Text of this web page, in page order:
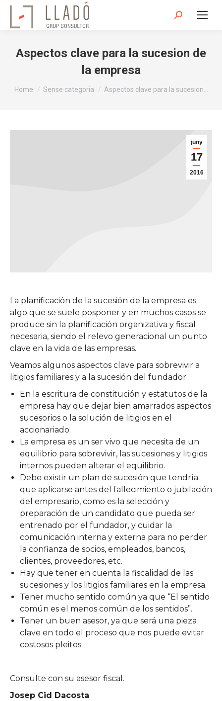
Search:
Aspectos clave para la sucesion de
la empresa
You are here:
Home Sense categoria Aspectos clave para la sucesion…
juny
17
2016
La planificación de la sucesión de la empresa es
algo que se suele posponer y en muchos casos se
produce sin la planificación organizativa y fiscal
necesaria, siendo el relevo generacional un punto
clave en la vida de las empresas.
Veamos algunos aspectos clave para sobrevivir a
litigios familiares y a la sucesión del fundador.
En la escritura de constitución y estatutos de la
empresa hay que dejar bien amarrados aspectos
sucesorios o la solución de litigios en el
accionariado.
La empresa es un ser vivo que necesita de un
equilibrio para sobrevivir, las sucesiones y litigios
internos pueden alterar el equilibrio.
Debe existir un plan de sucesión que tendría
que aplicarse antes del fallecimiento o jubilación
del empresario, como es la selección y
preparación de un candidato que pueda ser
entrenado por el fundador, y cuidar la
comunicación interna y externa para no perder
la confianza de socios, empleados, bancos,
clientes, proveedores, etc.
Hay que tener en cuenta la fiscalidad de las
sucesiones y los litigios familiares en la empresa.
Tener mucho sentido común ya que “El sentido
común es el menos común de los sentidos”.
Tener un buen asesor, ya que será una pieza
clave en todo el proceso que nos puede evitar
costosos pleitos.
Consulte con su asesor fiscal.
Josep Cid Dacosta